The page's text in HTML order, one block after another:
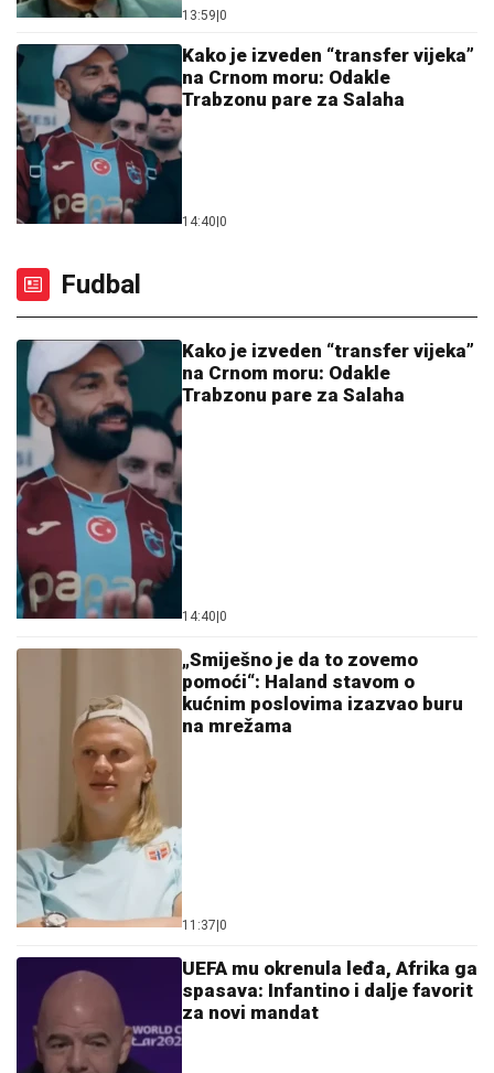
13:59 0
Kako je izveden “transfer vijeka”
na Crnom moru: Odakle
Trabzonu pare za Salaha
14:40 0
Fudbal
Kako je izveden “transfer vijeka”
na Crnom moru: Odakle
Trabzonu pare za Salaha
14:40 0
„Smiješno je da to zovemo
pomoći“: Haland stavom o
kućnim poslovima izazvao buru
na mrežama
11:37 0
UEFA mu okrenula leđa, Afrika ga
spasava: Infantino i dalje favorit
za novi mandat